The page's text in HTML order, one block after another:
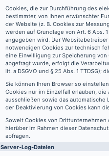
Cookies, die zur Durchführung des
bestimmter, von Ihnen erwünschter
der Website (z. B. Cookies zur
werden auf Grundlage von Art. 6 Abs.
angegeben wird. Der
notwendigen Cookies zur technisch
eine Einwilligung zur Speicherung
abgefragt wurde, erfolgt die
lit. a DSGVO und § 25 Abs. 1
Sie können Ihren Browser so
Cookies nur im Einzelfall erlauben,
ausschließen sowie das automatische
der Deaktivierung von Cookies kann
Soweit Cookies von
hierüber im Rahmen dieser
abfragen.
Server-Log-Dateien